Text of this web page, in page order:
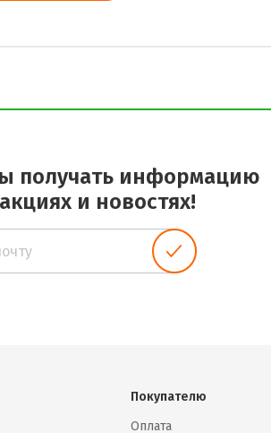
получать информацию
и новостях!
Покупателю
Оплата